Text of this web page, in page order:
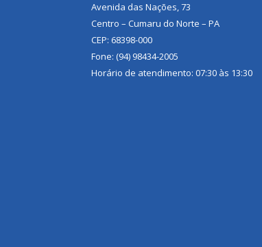
Avenida das Nações, 73
Centro – Cumaru do Norte – PA
CEP: 68398-000
Fone: (94) 98434-2005
Horário de atendimento: 07:30 às 13:30